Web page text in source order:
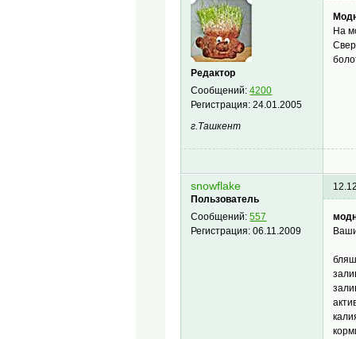
Редактор
Сообщений:4200
Регистрация:24.01.2005
г.Ташкент
На
snowflake
Пользователь
Сообщений:557
Регистрация:06.11.2009